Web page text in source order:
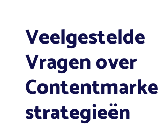
Veelgestelde
Vragen over
strategieën